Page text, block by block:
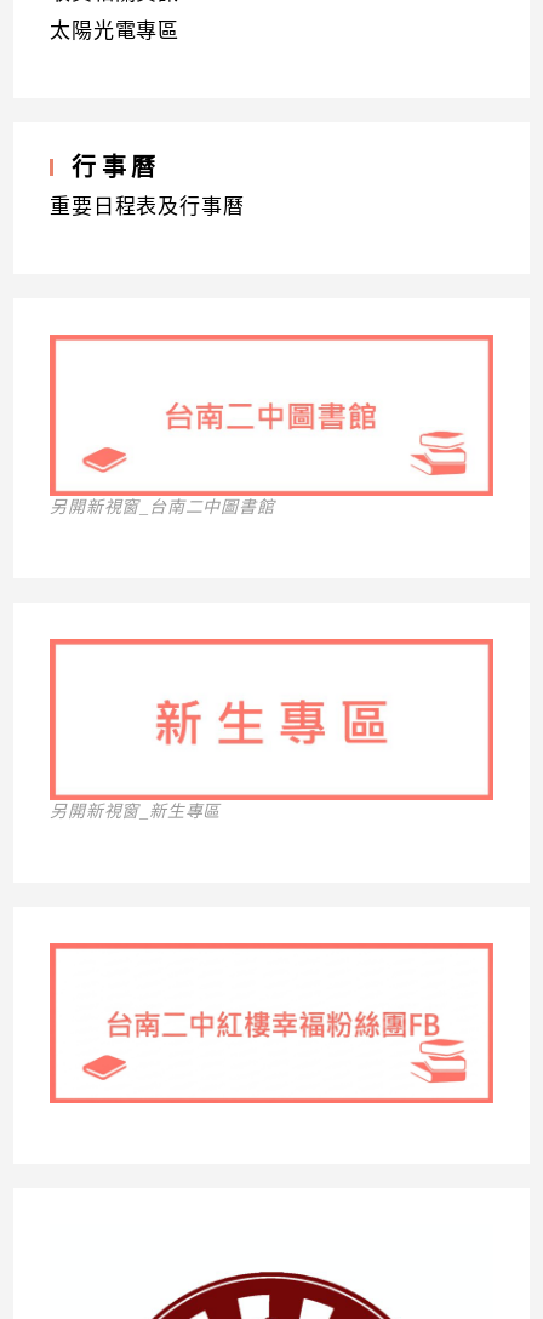
太陽光電專區
行事曆
重要日程表及行事曆
另開新視窗_台南二中圖書館
另開新視窗_新生專區